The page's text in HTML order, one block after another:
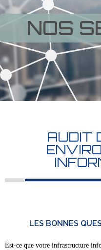
NOS
AUDIT
LES BONNES
Est-ce que votre infrastructure